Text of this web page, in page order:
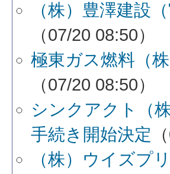
（株）豊澤建設
（07/20 08:50）
極東ガス燃料（
（07/20 08:50）
シンクアクト（
手続き開始決定
（株）ウイズプ